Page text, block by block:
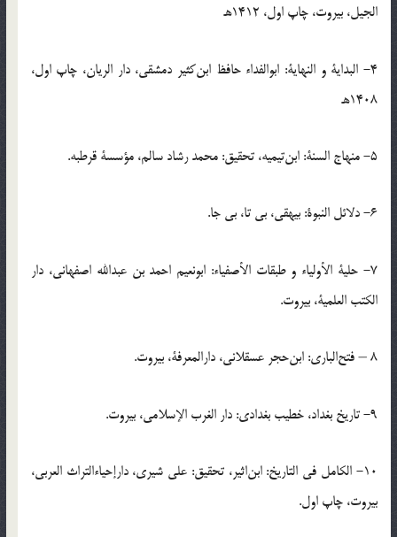
الجیل، بیروت، چاپ اول، 1412ه‍.
4- البدایة و النهایة: ابوالفداء حافظ ابن‌کثیر دمشقی، دار الریان، چاپ اول،
1408ه‍.
5- منهاج السنة: ابن‌تیمیه، تحقیق: محمد رشاد سالم، مؤسسۀ قرطبه.
6- دلائل النبوة: بیهقی، بی تا، بی جا.
7- حلیة الأولیاء و طبقات الأصفیاء: ابونعیم احمد بن عبدالله اصفهانی، دار
الکتب العلمیة، بیروت.
8 – فتح‌الباری: ابن‌حجر عسقلانی، دارالمعرفة، بیروت.
9- تاریخ بغداد، خطیب بغدادی: دار الغرب الإسلامی، بیروت.
10- الکامل فی التاریخ: ابن‌اثیر، تحقیق: علی شیری، دارإحیاءالتراث العربی،
بیروت، چاپ اول.